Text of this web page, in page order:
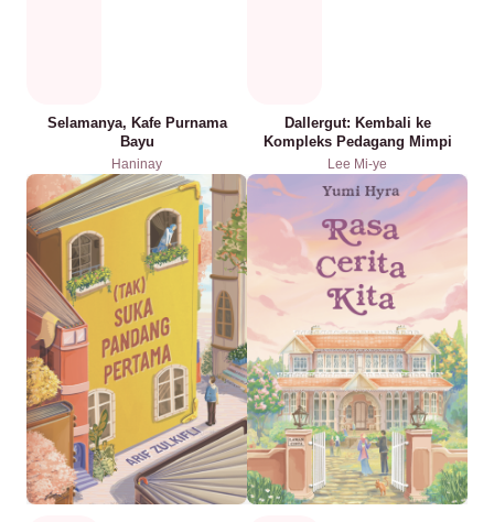
Selamanya, Kafe Purnama
Bayu
Haninay
Dallergut: Kembali ke
Kompleks Pedagang Mimpi
Lee Mi-ye